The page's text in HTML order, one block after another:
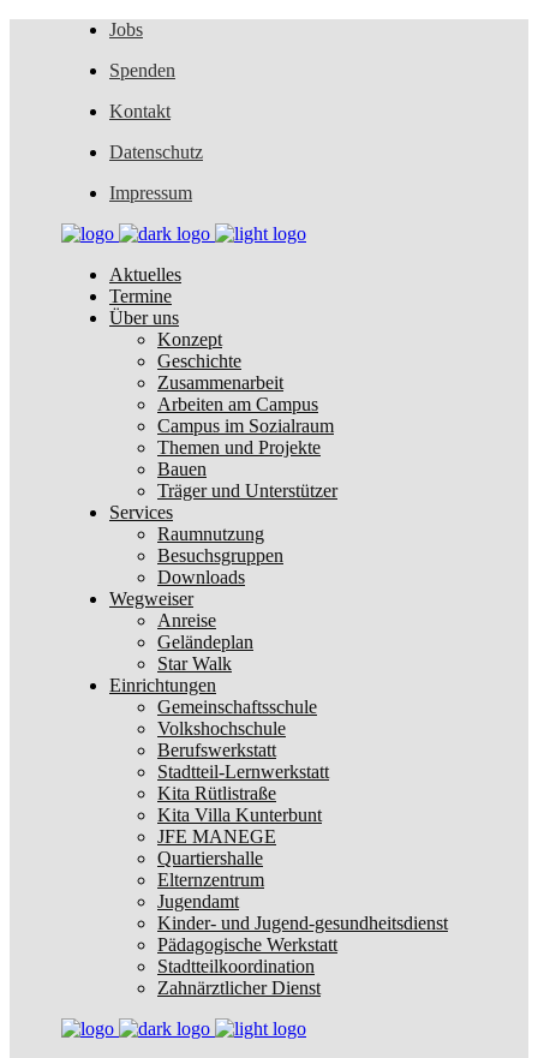
Jobs
Spenden
Kontakt
Datenschutz
Impressum
Aktuelles
Termine
Über uns
Konzept
Geschichte
Zusammenarbeit
Arbeiten am Campus
Campus im Sozialraum
Themen und Projekte
Bauen
Träger und Unterstützer
Services
Raumnutzung
Besuchsgruppen
Downloads
Wegweiser
Anreise
Geländeplan
Star Walk
Einrichtungen
Gemeinschaftsschule
Volkshochschule
Berufswerkstatt
Stadtteil-Lernwerkstatt
Kita Rütlistraße
Kita Villa Kunterbunt
JFE MANEGE
Quartiershalle
Elternzentrum
Jugendamt
Kinder- und Jugend-gesundheitsdienst
Pädagogische Werkstatt
Stadtteilkoordination
Zahnärztlicher Dienst